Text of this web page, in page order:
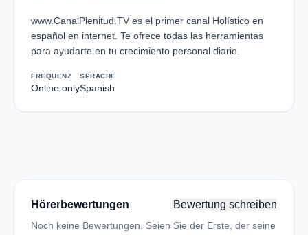
www.CanalPlenitud.TV es el primer canal Holístico en
español en internet. Te ofrece todas las herramientas
para ayudarte en tu crecimiento personal diario.
FREQUENZ
Online only
SPRACHE
Spanish
Hörerbewertungen Bewertung schreiben
Noch keine Bewertungen. Seien Sie der Erste, der seine